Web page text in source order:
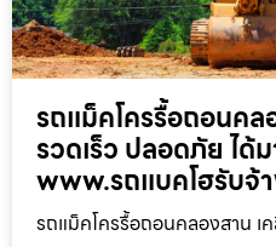
รถแม็คโครรื้อถอนค
รวดเร็ว ปลอดภัย ได้
www.รถแบคโฮรับจ้
รถแม็คโครรื้อถอนคลองสาน เ